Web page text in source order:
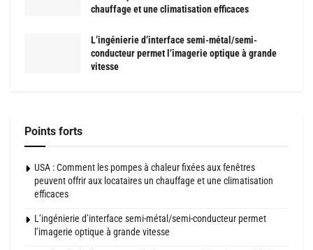
chauffage et une climatisation efficaces
L’ingénierie d’interface semi-métal/semi-
conducteur permet l’imagerie optique à grande
vitesse
Points forts
USA : Comment les pompes à chaleur fixées aux fenêtres
peuvent offrir aux locataires un chauffage et une climatisation
efficaces
L’ingénierie d’interface semi-métal/semi-conducteur permet
l’imagerie optique à grande vitesse